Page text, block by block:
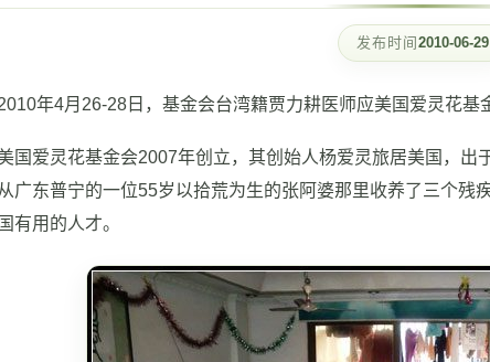
发布时间2010-06-29
年4月26-28日，基金会台湾籍贾力耕医师应美国爱灵花基
爱灵花基金会2007年创立，其创始人杨爱灵旅居美国，出
广东普宁的一位55岁以拾荒为生的张阿婆那里收养了三个残
有用的人才。